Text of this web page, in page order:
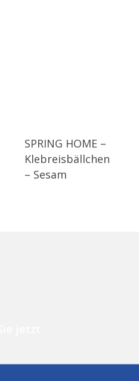
SPRING HOME –
Klebreisbällchen
– Sesam